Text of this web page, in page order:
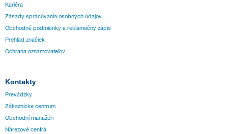
Kariéra
Zásady spracúvania osobných údajov
Obchodné podmienky a reklamačný zápis
Prehľad značiek
Ochrana oznamovateľov
Kontakty
Prevádzky
Zákaznícke centrum
Obchodní manažéri
Nárezové centrá